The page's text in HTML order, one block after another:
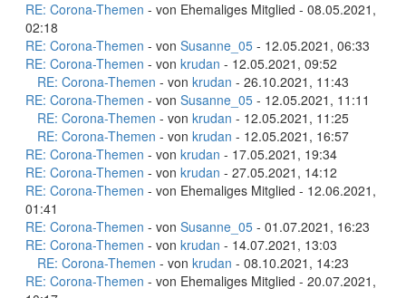
RE: Corona-Themen - von Ehemaliges Mitglied - 08.05.2021,
02:18
RE: Corona-Themen - von Susanne_05 - 12.05.2021, 06:33
RE: Corona-Themen - von krudan - 12.05.2021, 09:52
RE: Corona-Themen - von krudan - 26.10.2021, 11:43
RE: Corona-Themen - von Susanne_05 - 12.05.2021, 11:11
RE: Corona-Themen - von krudan - 12.05.2021, 11:25
RE: Corona-Themen - von krudan - 12.05.2021, 16:57
RE: Corona-Themen - von krudan - 17.05.2021, 19:34
RE: Corona-Themen - von krudan - 27.05.2021, 14:12
RE: Corona-Themen - von Ehemaliges Mitglied - 12.06.2021,
01:41
RE: Corona-Themen - von Susanne_05 - 01.07.2021, 16:23
RE: Corona-Themen - von krudan - 14.07.2021, 13:03
RE: Corona-Themen - von krudan - 08.10.2021, 14:23
RE: Corona-Themen - von Ehemaliges Mitglied - 20.07.2021,